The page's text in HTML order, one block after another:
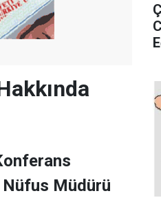
Müdürü